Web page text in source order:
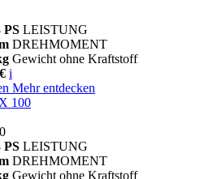
PS LEISTUNG
DREHMOMENT
Gewicht ohne Kraftstoff
i
Mehr entdecken
100
PS LEISTUNG
DREHMOMENT
Gewicht ohne Kraftstoff